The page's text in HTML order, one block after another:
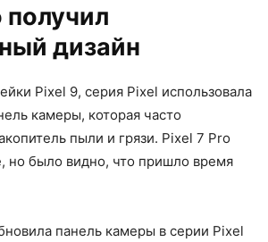
получил
дизайн
Pixel 9, серия Pixel использовала
камеры, которая часто
пыли и грязи. Pixel 7 Pro
но было видно, что пришло время
панель камеры в серии Pixel